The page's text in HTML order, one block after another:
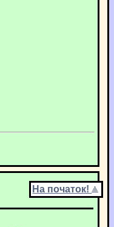
На початок!